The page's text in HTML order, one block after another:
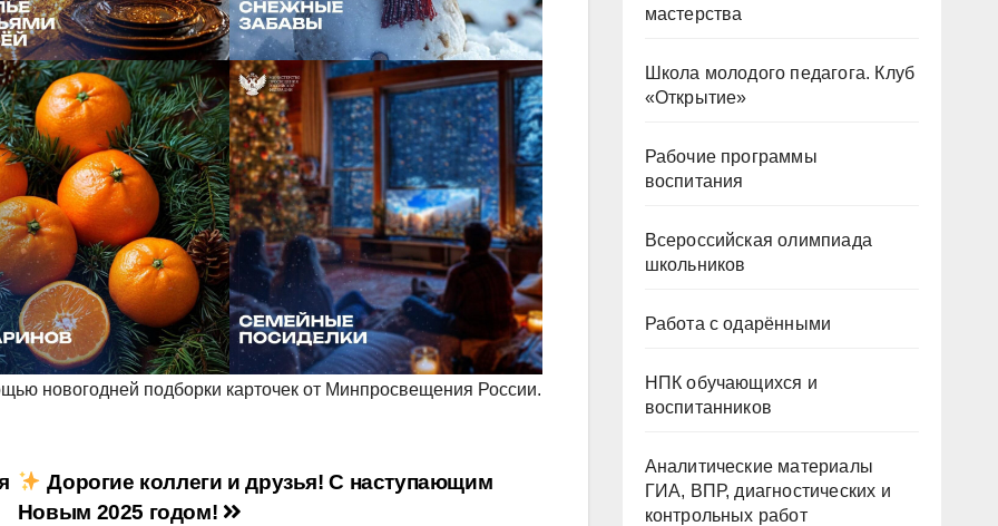
новогодней подборки карточек от Минпросвещения России.
Дорогие коллеги и друзья! С наступающим
Новым 2025 годом!
мастерства
Школа молодого педагога. Клуб
«Открытие»
Рабочие программы
воспитания
Всероссийская олимпиада
школьников
Работа с одарёнными
НПК обучающихся и
воспитанников
Аналитические материалы
ГИА, ВПР, диагностических и
контрольных работ